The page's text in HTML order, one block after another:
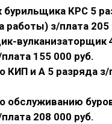
КРС 5
работы) з/плата 205
вулканизаторщик
155 000 руб.
КИП и А 5 разряда з/
обслуживанию
208 000 руб.